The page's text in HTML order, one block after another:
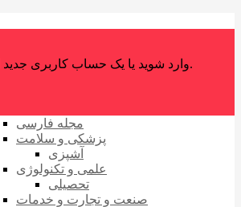
وارد شوید یا یک حساب کاربری جدید ایجاد کنید.
مجله فارسی
پزشکی و سلامت
آشپزی
علمی و تکنولوژی
تحصیلی
صنعت و تجارت و خدمات